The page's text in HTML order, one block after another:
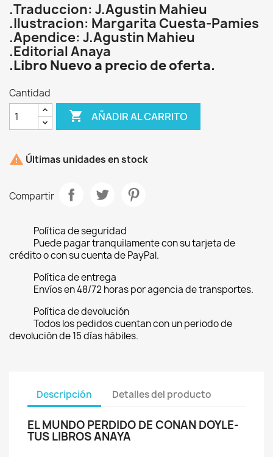
.Traduccion: J.Agustin Mahieu
.Ilustracion: Margarita Cuesta-Pamies
.Apendice: J.Agustin Mahieu
.Editorial Anaya
.Libro Nuevo a precio de oferta.
Cantidad
 AÑADIR AL CARRITO
 Últimas unidades en stock
Compartir
Política de seguridad
Puede pagar tranquilamente con su tarjeta de
crédito o con su cuenta de PayPal.
Política de entrega
Envíos en 48/72 horas por agencia de transportes.
Política de devolución
Todos los pedidos cuentan con un periodo de
devolución de 15 días hábiles.
Descripción Detalles del producto
EL MUNDO PERDIDO DE CONAN DOYLE-
TUS LIBROS ANAYA